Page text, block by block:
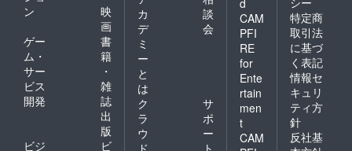
ン
映
画
ゲー
ム・
サー
ビス
開発
書
籍
・
雑
誌
出
版
ビジ
ビ
カ
デ
ミ
ー
と
は
談
会
ク
ラ
ウ
ド
サ
ポ
ー
ト
CAM
PFI
RE
for
Ente
rtain
men
t
CAM
特定商
取引法
に基づ
く表記
情報セ
キュリ
ティ方
針
反社基